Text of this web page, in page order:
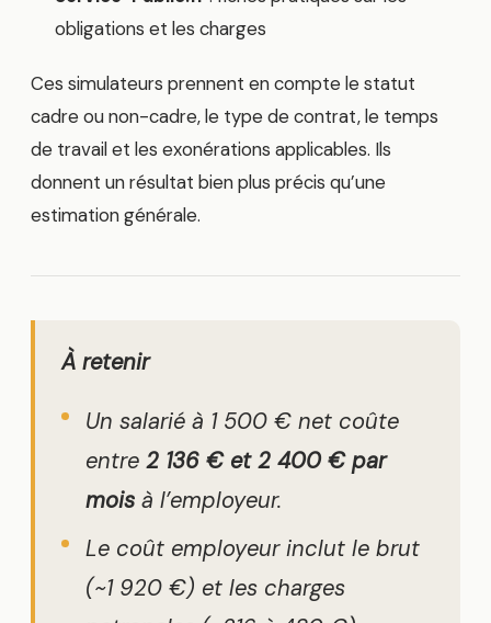
obligations et les charges
Ces simulateurs prennent en compte le statut
cadre ou non-cadre, le type de contrat, le temps
de travail et les exonérations applicables. Ils
donnent un résultat bien plus précis qu’une
estimation générale.
À retenir
Un salarié à 1 500 € net coûte
entre 2 136 € et 2 400 € par
mois à l’employeur.
Le coût employeur inclut le brut
(~1 920 €) et les charges